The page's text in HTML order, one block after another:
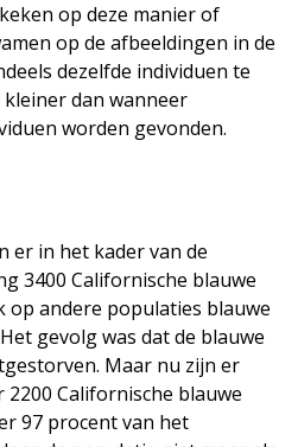
op deze manier of
op de afbeeldingen in de
dezelfde individuen te
dan wanneer
worden gevonden.
er in het kader van de
3400 Californische blauwe
op andere populaties blauwe
gevolg was dat de blauwe
Maar nu zijn er
Californische blauwe
97 procent van het